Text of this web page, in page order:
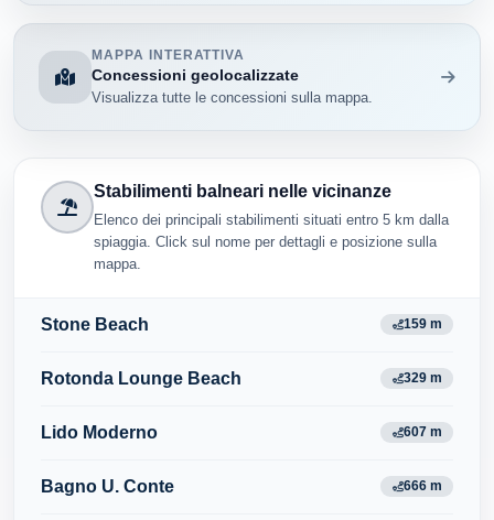
MAPPA INTERATTIVA
Concessioni geolocalizzate
Visualizza tutte le concessioni sulla mappa.
Stabilimenti balneari nelle vicinanze
Elenco dei principali stabilimenti situati entro 5 km dalla
spiaggia. Click sul nome per dettagli e posizione sulla
mappa.
Stone Beach 159 m
Rotonda Lounge Beach 329 m
Lido Moderno 607 m
Bagno U. Conte 666 m